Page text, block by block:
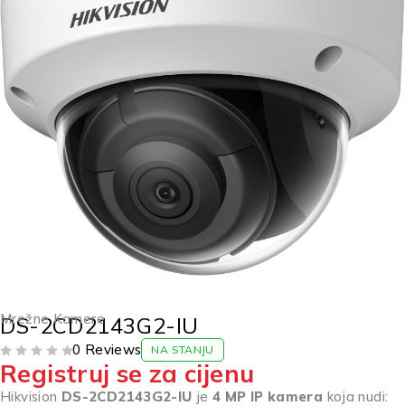
Mrežne Kamere
DS-2CD2143G2-IU
0 Reviews NA STANJU
Registruj se za cijenu
Hikvision DS-2CD2143G2-IU je 4 MP IP kamera koja nudi: